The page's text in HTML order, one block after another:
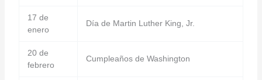
17 de
enero
Día de Martin Luther King, Jr.
20 de
febrero
Cumpleaños de Washington